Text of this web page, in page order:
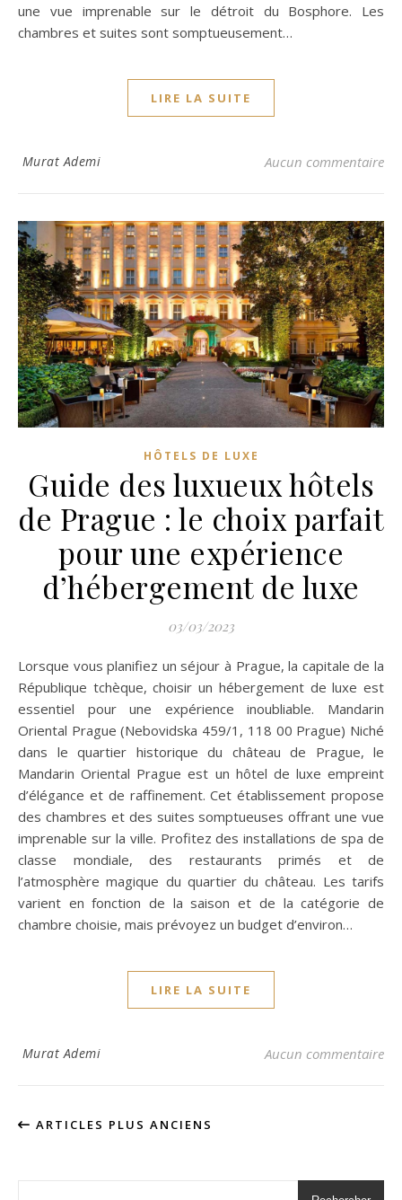
une vue imprenable sur le détroit du Bosphore. Les
chambres et suites sont somptueusement…
LIRE LA SUITE
Murat Ademi Aucun commentaire
HÔTELS DE LUXE
Guide des luxueux hôtels
de Prague : le choix parfait
pour une expérience
d’hébergement de luxe
03/03/2023
Lorsque vous planifiez un séjour à Prague, la capitale de la
République tchèque, choisir un hébergement de luxe est
essentiel pour une expérience inoubliable. Mandarin
Oriental Prague (Nebovidska 459/1, 118 00 Prague) Niché
dans le quartier historique du château de Prague, le
Mandarin Oriental Prague est un hôtel de luxe empreint
d’élégance et de raffinement. Cet établissement propose
des chambres et des suites somptueuses offrant une vue
imprenable sur la ville. Profitez des installations de spa de
classe mondiale, des restaurants primés et de
l’atmosphère magique du quartier du château. Les tarifs
varient en fonction de la saison et de la catégorie de
chambre choisie, mais prévoyez un budget d’environ…
LIRE LA SUITE
Murat Ademi Aucun commentaire
ARTICLES PLUS ANCIENS